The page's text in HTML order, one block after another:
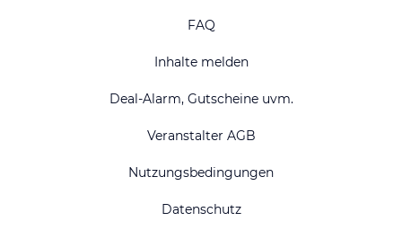
FAQ
Inhalte melden
Deal-Alarm, Gutscheine uvm.
Veranstalter AGB
Nutzungsbedingungen
Datenschutz